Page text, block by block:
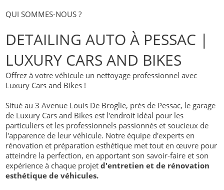
QUI SOMMES-NOUS ?
DETAILING AUTO À PESSAC |
LUXURY CARS AND BIKES
Offrez à votre véhicule un nettoyage professionnel avec
Luxury Cars and Bikes !
Situé au 3 Avenue Louis De Broglie, près de Pessac, le garage
de Luxury Cars and Bikes est l'endroit idéal pour les
particuliers et les professionnels passionnés et soucieux de
l'apparence de leur véhicule. Notre équipe d'experts en
rénovation et préparation esthétique met tout en œuvre pour
atteindre la perfection, en apportant son savoir-faire et son
expérience à chaque projet d'entretien et de rénovation
esthétique de véhicules.